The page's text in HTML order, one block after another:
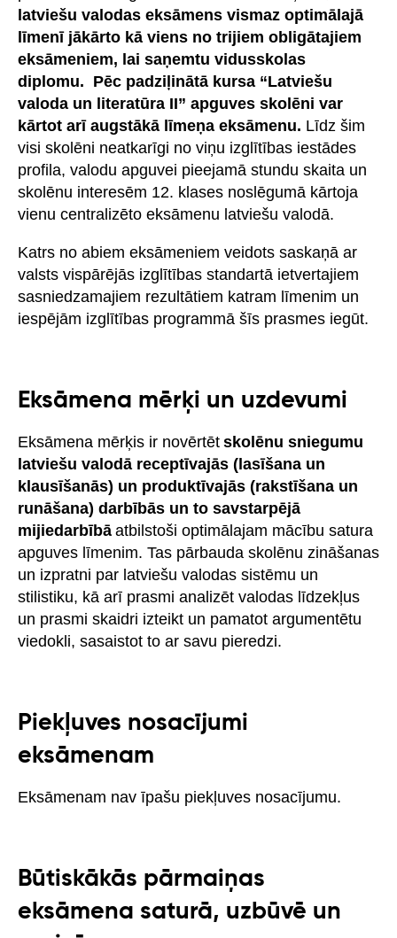
latviešu valodas eksāmens vismaz optimālajā
līmenī jākārto kā viens no trijiem obligātajiem
eksāmeniem, lai saņemtu vidusskolas
diplomu. Pēc padziļinātā kursa “Latviešu
valoda un literatūra II” apguves skolēni var
kārtot arī augstākā līmeņa eksāmenu. Līdz šim
visi skolēni neatkarīgi no viņu izglītības iestādes
profila, valodu apguvei pieejamā stundu skaita un
skolēnu interesēm 12. klases noslēgumā kārtoja
vienu centralizēto eksāmenu latviešu valodā.
Katrs no abiem eksāmeniem veidots saskaņā ar
valsts vispārējās izglītības standartā ietvertajiem
sasniedzamajiem rezultātiem katram līmenim un
iespējām izglītības programmā šīs prasmes iegūt.
Eksāmena mērķi un uzdevumi
Eksāmena mērķis ir novērtēt skolēnu sniegumu
latviešu valodā receptīvajās (lasīšana un
klausīšanās) un produktīvajās (rakstīšana un
runāšana) darbībās un to savstarpējā
mijiedarbībā atbilstoši optimālajam mācību satura
apguves līmenim. Tas pārbauda skolēnu zināšanas
un izpratni par latviešu valodas sistēmu un
stilistiku, kā arī prasmi analizēt valodas līdzekļus
un prasmi skaidri izteikt un pamatot argumentētu
viedokli, sasaistot to ar savu pieredzi.
Piekļuves nosacījumi
eksāmenam
Eksāmenam nav īpašu piekļuves nosacījumu.
Būtiskākās pārmaiņas
eksāmena saturā, uzbūvē un